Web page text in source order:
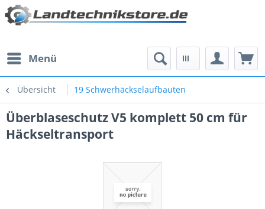
Menü
Übersicht 19 Schwerhäckselaufbauten
Überblaseschutz V5 komplett 50 cm für
Häckseltransport